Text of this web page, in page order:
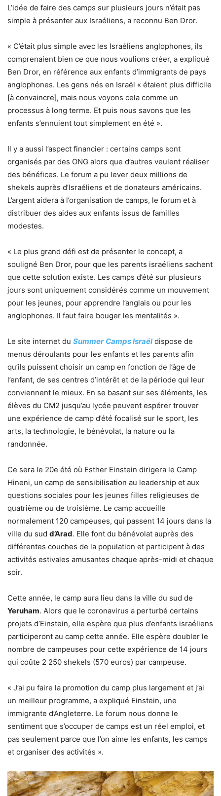
L’idée de faire des camps sur plusieurs jours n’était pas
simple à présenter aux Israéliens, a reconnu Ben Dror.
« C’était plus simple avec les Israéliens anglophones, ils
comprenaient bien ce que nous voulions créer, a expliqué
Ben Dror, en référence aux enfants d’immigrants de pays
anglophones. Les gens nés en Israël « étaient plus difficile
[à convaincre], mais nous voyons cela comme un
processus à long terme. Et puis nous savons que les
enfants s’ennuient tout simplement en été ».
Il y a aussi l’aspect financier : certains camps sont
organisés par des ONG alors que d’autres veulent réaliser
des bénéfices. Le forum a pu lever deux millions de
shekels auprès d’Israéliens et de donateurs américains.
L’argent aidera à l’organisation de camps, le forum et à
distribuer des aides aux enfants issus de familles
modestes.
« Le plus grand défi est de présenter le concept, a
souligné Ben Dror, pour que les parents israéliens sachent
que cette solution existe. Les camps d’été sur plusieurs
jours sont uniquement considérés comme un mouvement
pour les jeunes, pour apprendre l’anglais ou pour les
anglophones. Il faut faire bouger les mentalités ».
Le site internet du Summer Camps Israël dispose de
menus déroulants pour les enfants et les parents afin
qu’ils puissent choisir un camp en fonction de l’âge de
l’enfant, de ses centres d’intérêt et de la période qui leur
conviennent le mieux. En se basant sur ses éléments, les
élèves du CM2 jusqu’au lycée peuvent espérer trouver
une expérience de camp d’été focalisé sur le sport, les
arts, la technologie, le bénévolat, la nature ou la
randonnée.
Ce sera le 20e été où Esther Einstein dirigera le Camp
Hineni, un camp de sensibilisation au leadership et aux
questions sociales pour les jeunes filles religieuses de
quatrième ou de troisième. Le camp accueille
normalement 120 campeuses, qui passent 14 jours dans la
ville du sud d’Arad. Elle font du bénévolat auprès des
différentes couches de la population et participent à des
activités estivales amusantes chaque après-midi et chaque
soir.
Cette année, le camp aura lieu dans la ville du sud de
Yeruham. Alors que le coronavirus a perturbé certains
projets d’Einstein, elle espère que plus d’enfants israéliens
participeront au camp cette année. Elle espère doubler le
nombre de campeuses pour cette expérience de 14 jours
qui coûte 2 250 shekels (570 euros) par campeuse.
« J’ai pu faire la promotion du camp plus largement et j’ai
un meilleur programme, a expliqué Einstein, une
immigrante d’Angleterre. Le forum nous donne le
sentiment que s’occuper de camps est un réel emploi, et
pas seulement parce que l’on aime les enfants, les camps
et organiser des activités ».